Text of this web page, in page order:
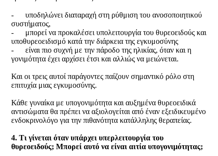
- υποδηλώνει διαταραχή στη ρύθμιση του ανοσοποιητικού
συστήματος,
- μπορεί να προκαλέσει υπολειτουργία του θυρεοειδούς και
υποθυρεοειδισμό κατά την διάρκεια της εγκυμοσύνης
- είναι πιο συχνή με την πάροδο της ηλικίας, όταν και η
γονιμότητα έχει αρχίσει έτσι και αλλιώς να μειώνεται.
Και οι τρεις αυτοί παράγοντες παίζουν σημαντικό ρόλο στη
επιτυχία μιας εγκυμοσύνης.
Κάθε γυναίκα με υπογονιμότητα και αυξημένα θυρεοειδικά
αντισώματα θα πρέπει να αξιολογείται από έναν εξειδικευμένο
ενδοκρινολόγο για την πιθανότητα κατάλληλης θεραπείας.
4. Τι γίνεται όταν υπάρχει υπερλειτουργία του
θυρεοειδούς; Μπορεί αυτό να είναι αιτία υπογονιμότητας;